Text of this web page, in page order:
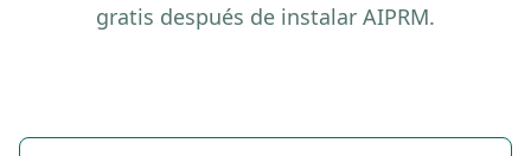
gratis después de instalar AIPRM.